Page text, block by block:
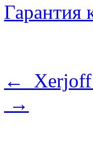
Гарантия
← Xerjoff
→